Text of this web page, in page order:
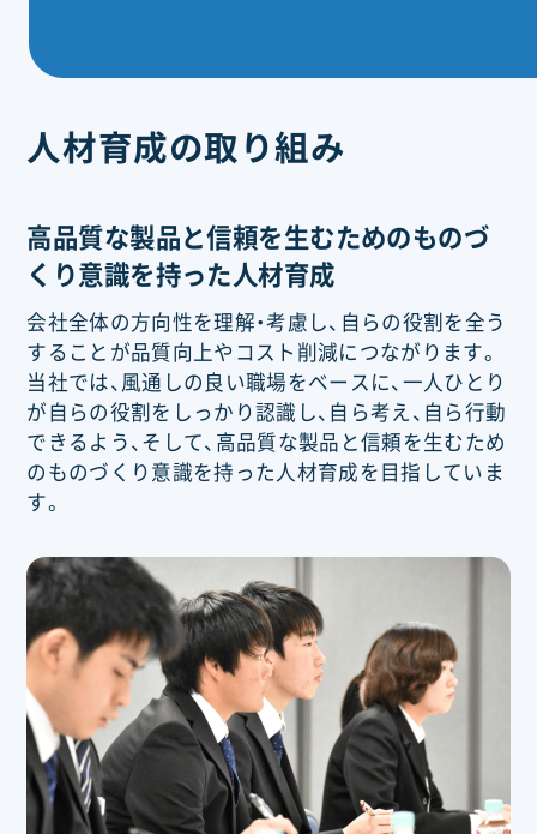
人材育成の取り組み
高品質な製品と信頼を生むためのものづ
くり意識を持った人材育成
会社全体の方向性を理解・考慮し、自らの役割を全う
することが品質向上やコスト削減につながります。
当社では、風通しの良い職場をベースに、一人ひとり
が自らの役割をしっかり認識し、自ら考え、自ら行動
できるよう、そして、高品質な製品と信頼を生むため
のものづくり意識を持った人材育成を目指していま
す。